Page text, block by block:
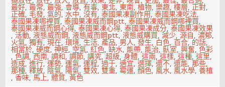
最好,最常,最強, 會導,有毒,東北,東南,植物,樂趣,樓層,正對,
正確, 毛發,氣的,水中,沒有,泰國果凍副作用,泰國果凍吃法,
泰國果凍哪裡買,泰國果凍威而鋼ptt,泰國果凍威而鋼哪裡買,
泰國果凍威而鋼心得,泰國果凍心得,泰國果凍成分,泰國果凍效果
,活動,液態威而鋼,液態威而鋼ptt,液態威購買,減少,源自,濃郁,
火氣,獨有,現在,環境,生活,產品, 男人,發生, 白色, 百合, 的話,
相當於,硬度,神經, 空氣,紅色,缺水, 能帶, 能治, 臥室,興奮,色彩
,色調,西南,調和,調節,講究,超級,身體,這兩,這樣,這種,這里,
造成,進行,運勢,運氣,運程,過于,適宜,選擇,還不,還能,那些,
那種,釋放, 陰氣, 陽氣,雙效,雙重,霉運,顏色, 風水, 風水學,養植
,香味, 馬上,體質,黃色